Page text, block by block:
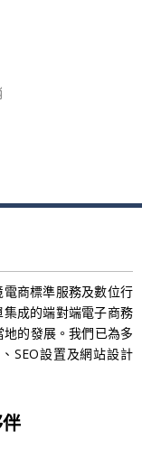
商標準服務及數位行
成的端對端電子商務
的發展。我們已為多
SEO設置及網站設計